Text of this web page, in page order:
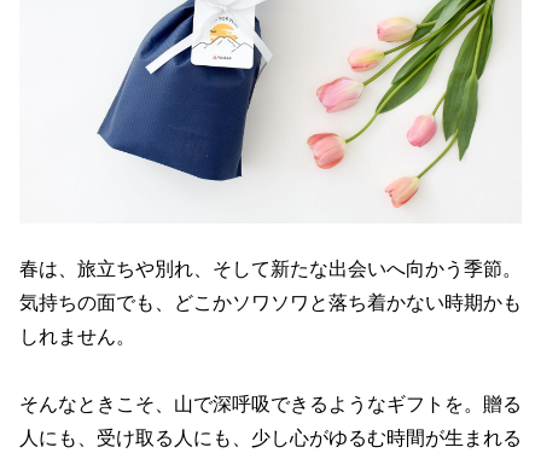
春は、旅立ちや別れ、そして新たな出会いへ向かう季節。
気持ちの面でも、どこかソワソワと落ち着かない時期かも
しれません。
そんなときこそ、山で深呼吸できるようなギフトを。贈る
人にも、受け取る人にも、少し心がゆるむ時間が生まれる